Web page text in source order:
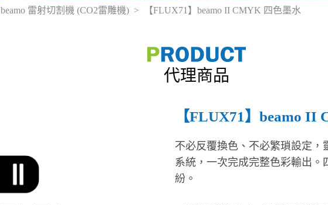
beamo 雷射切割機 (CO2雷雕機) 【FLUX71】beamo II CMYK 四色墨水
代理商品
【FLUX71】beamo II
不必反覆換色、不必繁瑣設定，
系統，一次完成完整色彩輸出
紛。